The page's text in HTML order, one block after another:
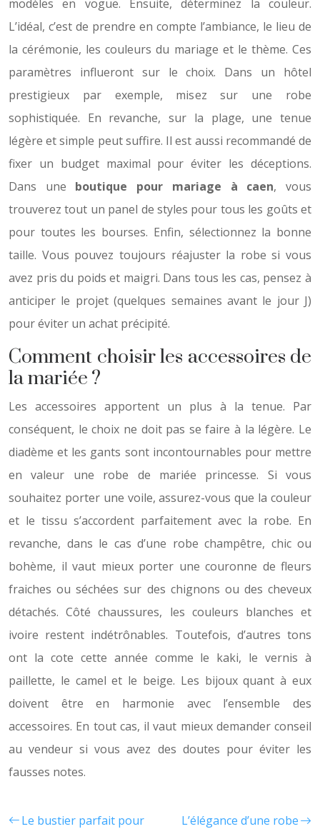
modèles en vogue. Ensuite, déterminez la couleur.
L’idéal, c’est de prendre en compte l’ambiance, le lieu de
la cérémonie, les couleurs du mariage et le thème. Ces
paramètres influeront sur le choix. Dans un hôtel
prestigieux par exemple, misez sur une robe
sophistiquée. En revanche, sur la plage, une tenue
légère et simple peut suffire. Il est aussi recommandé de
fixer un budget maximal pour éviter les déceptions.
Dans une boutique pour mariage à caen, vous
trouverez tout un panel de styles pour tous les goûts et
pour toutes les bourses. Enfin, sélectionnez la bonne
taille. Vous pouvez toujours réajuster la robe si vous
avez pris du poids et maigri. Dans tous les cas, pensez à
anticiper le projet (quelques semaines avant le jour J)
pour éviter un achat précipité.
Comment choisir les accessoires de
la mariée ?
Les accessoires apportent un plus à la tenue. Par
conséquent, le choix ne doit pas se faire à la légère. Le
diadème et les gants sont incontournables pour mettre
en valeur une robe de mariée princesse. Si vous
souhaitez porter une voile, assurez-vous que la couleur
et le tissu s’accordent parfaitement avec la robe. En
revanche, dans le cas d’une robe champêtre, chic ou
bohème, il vaut mieux porter une couronne de fleurs
fraiches ou séchées sur des chignons ou des cheveux
détachés. Côté chaussures, les couleurs blanches et
ivoire restent indétrônables. Toutefois, d’autres tons
ont la cote cette année comme le kaki, le vernis à
paillette, le camel et le beige. Les bijoux quant à eux
doivent être en harmonie avec l’ensemble des
accessoires. En tout cas, il vaut mieux demander conseil
au vendeur si vous avez des doutes pour éviter les
fausses notes.
Le bustier parfait pour
L’élégance d’une robe